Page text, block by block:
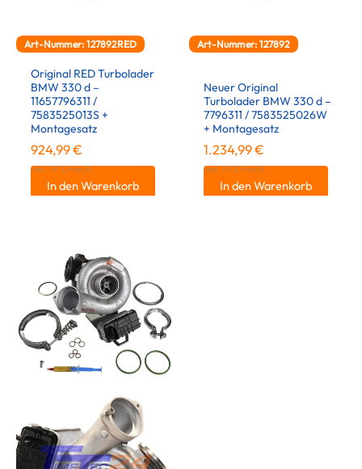
Art-Nummer: 127892RED
Original RED Turbolader
BMW 330 d –
11657796311 /
7583525013S +
Montagesatz
924,99€
inkl. 19 % MwSt.
In den Warenkorb
Art-Nummer: 127892
Neuer Original
Turbolader BMW 330 d –
7796311 / 7583525026W
+ Montagesatz
1.234,99€
inkl. 19 % MwSt.
In den Warenkorb